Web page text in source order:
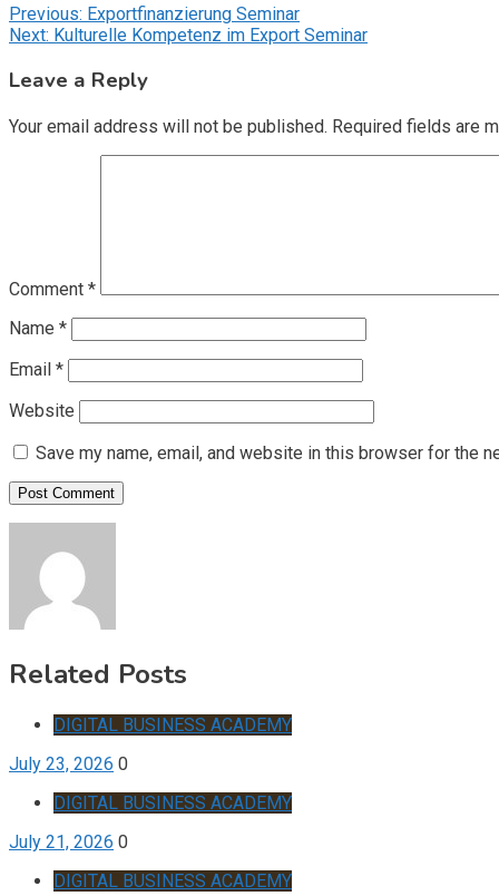
Post
navigation
Previous: Exportfinanzierung Seminar
Next: Kulturelle Kompetenz im Export Seminar
Leave a Reply
Your email address will not be published. Required fields are
Comment *
Name *
Email *
Website
Save my name, email, and website in this browser for the
Related Posts
DIGITAL BUSINESS ACADEMY
July 23, 2026 0
DIGITAL BUSINESS ACADEMY
July 21, 2026 0
DIGITAL BUSINESS ACADEMY